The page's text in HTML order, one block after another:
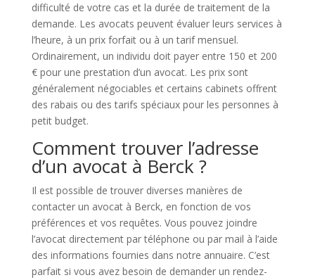
difficulté de votre cas et la durée de traitement de la
demande. Les avocats peuvent évaluer leurs services à
l’heure, à un prix forfait ou à un tarif mensuel.
Ordinairement, un individu doit payer entre 150 et 200
€ pour une prestation d’un avocat. Les prix sont
généralement négociables et certains cabinets offrent
des rabais ou des tarifs spéciaux pour les personnes à
petit budget.
Comment trouver l’adresse
d’un avocat à Berck ?
Il est possible de trouver diverses manières de
contacter un avocat à Berck, en fonction de vos
préférences et vos requêtes. Vous pouvez joindre
l’avocat directement par téléphone ou par mail à l’aide
des informations fournies dans notre annuaire. C’est
parfait si vous avez besoin de demander un rendez-